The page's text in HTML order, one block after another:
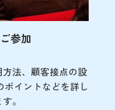
参加
法、顧客接点の設
ポイントなどを詳し
。